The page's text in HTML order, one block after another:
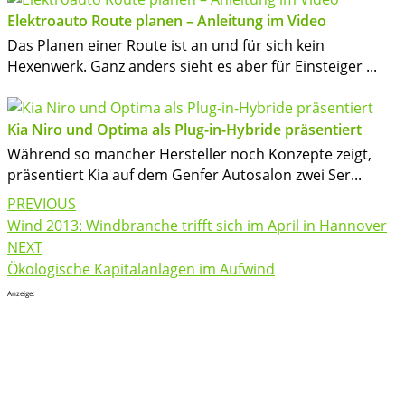
Elektroauto Route planen – Anleitung im Video
Das Planen einer Route ist an und für sich kein
Hexenwerk. Ganz anders sieht es aber für Einsteiger ...
Kia Niro und Optima als Plug-in-Hybride präsentiert
Während so mancher Hersteller noch Konzepte zeigt,
präsentiert Kia auf dem Genfer Autosalon zwei Ser...
Post
navigation
PREVIOUS
Wind 2013: Windbranche trifft sich im April in Hannover
NEXT
Ökologische Kapitalanlagen im Aufwind
Anzeige: